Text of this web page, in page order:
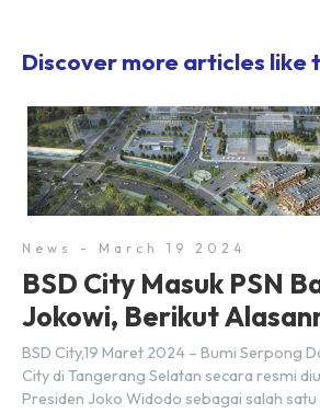
Discover more articles like
News - March 19 2024
BSD City Masuk PSN
Jokowi, Berikut
BSD City,19 Maret 2024 – Bumi Serpong
City di Tangerang Selatan secara resmi
Presiden Joko Widodo sebagai salah